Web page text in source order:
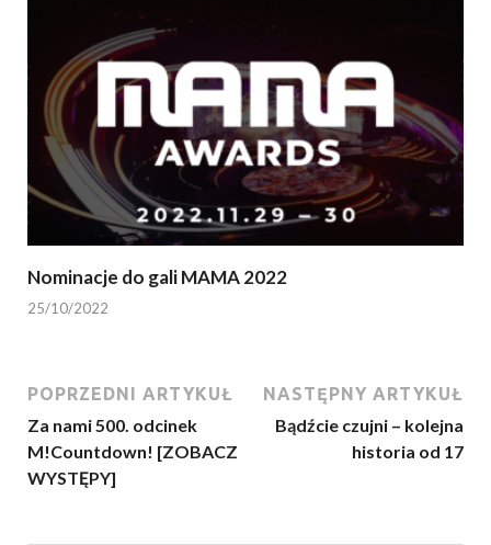
Nominacje do gali MAMA 2022
25/10/2022
POPRZEDNI ARTYKUŁ
Za nami 500. odcinek
M!Countdown! [ZOBACZ
WYSTĘPY]
NASTĘPNY ARTYKUŁ
Bądźcie czujni – kolejna
historia od 17